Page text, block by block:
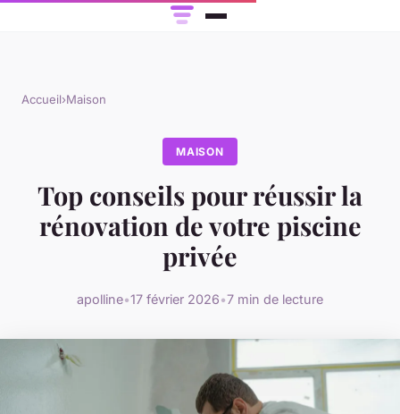
Accueil›Maison
MAISON
Top conseils pour réussir la
rénovation de votre piscine
privée
apolline•17 février 2026•7 min de lecture